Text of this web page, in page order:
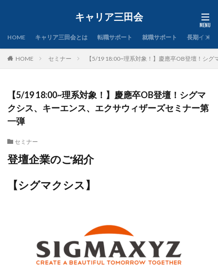
キャリア三田会
HOME キャリア三田会とは 転職サポート 就職サポート 長期インタ
HOME セミナー 【5/19 18:00~理系対象！】慶應卒OB登壇！シ
【5/19 18:00~理系対象！】慶應卒OB登壇！シグマ
クシス、キーエンス、エクサウィザーズセミナー第
一弾
セミナー
登壇企業のご紹介
【シグマクシス】